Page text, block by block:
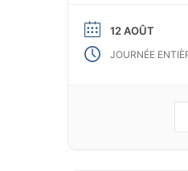
enjouées et
lesquelles les
de ses talentueux
animés d’un
12 AOÛT
JOURNÉE